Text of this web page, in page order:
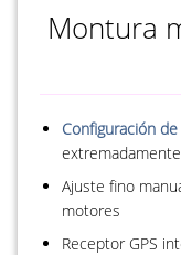
Montura
Configuración
Ajuste fino
motores
Receptor GPS